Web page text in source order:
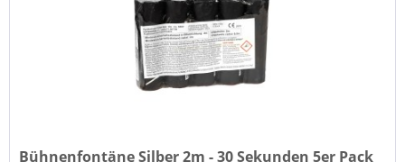
Bühnenfontäne Silber 2m - 30 Sekunden 5er Pack